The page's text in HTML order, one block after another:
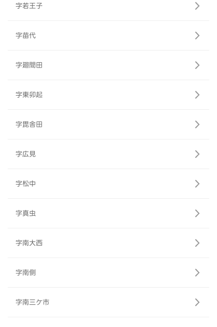
字若王子
字苗代
字廻間田
字東卯起
字毘舎田
字広見
字松中
字真虫
字南大西
字南側
字南三ケ市